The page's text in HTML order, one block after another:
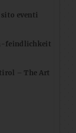
eventi
feindlichkeit
– The Art